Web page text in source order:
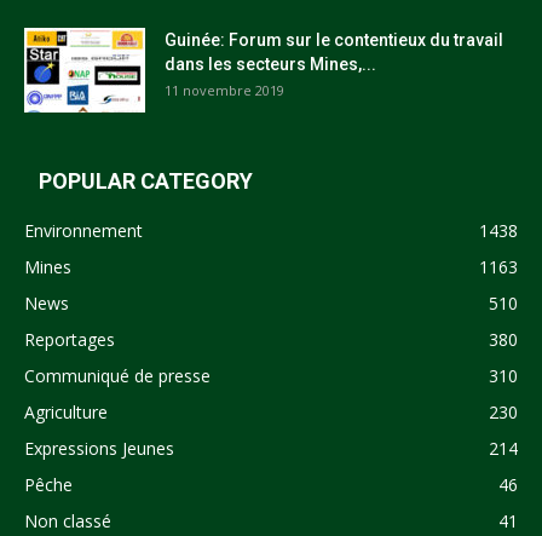
Guinée: Forum sur le contentieux du travail
dans les secteurs Mines,...
11 novembre 2019
POPULAR CATEGORY
Environnement
1438
Mines
1163
News
510
Reportages
380
Communiqué de presse
310
Agriculture
230
Expressions Jeunes
214
Pêche
46
Non classé
41